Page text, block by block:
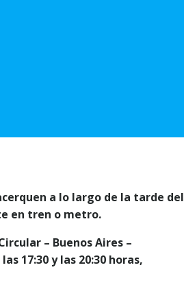
a lo largo de la tarde del
en tren o metro.
– Buenos Aires –
17:30 y las 20:30 horas,